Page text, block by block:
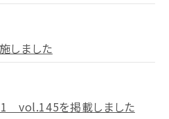
しました
vol.145を掲載しました